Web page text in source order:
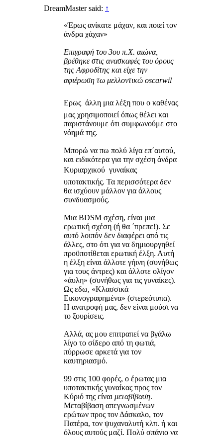
DreamMaster said: ↑
«Έρως ανίκατε μάχαν, και ποιεί τον
άνδρα χάχαν»
Επιγραφή του 3ου π.Χ. αιώνα,
βρέθηκε στις ανασκαφές του όρους
της Αφροδίτης και είχε την
αφιέρωση τω μελλοντικώ oscarwil
Ερως  άλλη μια λέξη που ο καθένας
μας χρησιμοποιεί όπως θέλει και
παριστάνουμε ότι συμφωνούμε στο
νόημά της.
Μπορώ να πω πολύ λίγα επ΄αυτού,
και ειδικότερα για την σχέση άνδρα
Κυριαρχικού  γυναίκας
υποτακτικής. Τα περισσότερα δεν
θα ισχύουν μάλλον για άλλους
συνδυασμούς.
Μια BDSM σχέση, είναι μια
ερωτική σχέση (ή θα ΄πρεπε!). Σε
αυτό λοιπόν δεν διαφέρει από τις
άλλες, στο ότι για να δημιουργηθεί
προϋποτίθεται ερωτική έλξη. Αυτή
η έλξη είναι άλλοτε γήινη (συνήθως
για τους άντρες) και άλλοτε ολίγον
«άυλη» (συνήθως για τις γυναίκες).
Ως εδω, «Κλασσικά
Εικονογραφημένα» (στερεότυπα).
Η ανατροφή μας, δεν είναι μούσι να
το ξουρίσεις.
Αλλά, ας μου επιτραπεί να βγάλω
λίγο το σίδερο από τη φωτιά,
πύρρωσε αρκετά για τον
καυτηριασμό.
99 στις 100 φορές, ο έρωτας μια
υποτακτικής γυναίκας προς τον
Κύριό της είναι μεταβίβαση.
Μεταβίβαση απεγνωσμένων
ερώτων προς τον Δάσκαλο, τον
Πατέρα, τον ψυχαναλυτή κλπ. ή και
όλους αυτούς μαζί. Πολύ σπάνιο να